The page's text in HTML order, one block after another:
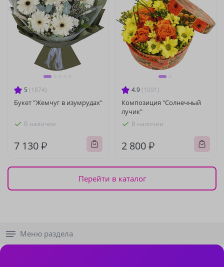
5 (1874)
Букет "Жемчуг в изумрудах"
В наличии
7 130 ₽
4.9 (1091)
Композиция "Солнечный
лучик"
В наличии
2 800 ₽
Перейти в каталог
Меню раздела